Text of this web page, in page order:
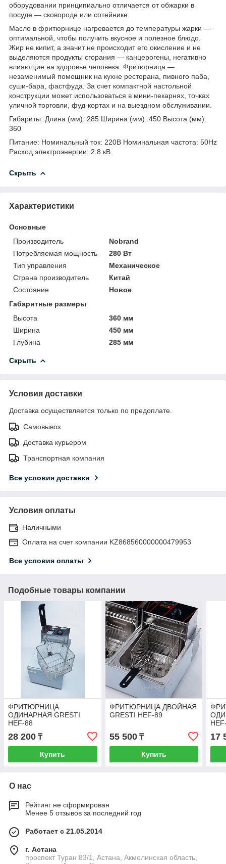
оборудовании принципиально отличается от обжарки в
посуде — сковороде или сотейнике.
Масло в фритюрнице нагревается до температуры жарки —
оптимальной, чтобы получить вкусное и полезное блюдо.
Жир не кипит, а значит не происходит его окисление и не
выделяются продукты сгорания — канцерогены, негативно
влияющие на здоровье человека. Фритюрница —
незаменимый помощник на кухне ресторана, пивного паба,
суши-бара, фастфуда. За счет компактной настольной
конструкции может использоваться в мини-пекарнях, точках
уличной торговли, фуд-кортах и на выездном обслуживании.
Габариты: Длина (мм): 285 Ширина (мм): 450 Высота (мм):
360
Питание: Номинальный ток: 220В Номинальная частота: 50Hz
Расход электроэнергии: 2.8 кВ
Скрыть
Характеристики
Основные
Производитель
Nobrand
Потребляемая мощность
280 Вт
Тип управления
Механическое
Страна производитель
Китай
Состояние
Новое
Габаритные размеры
Высота
360 мм
Ширина
450 мм
Глубина
285 мм
Скрыть
Условия доставки
Доставка осуществляется только по предоплате.
Самовывоз
Доставка курьером
Транспортная компания
Все условия доставки
Условия оплаты
Наличными
Оплата на счет компании KZ868560000000479953
Все условия оплаты
Подобные товары компании
ФРИТЮРНИЦА
ОДИНАРНАЯ GRESTI
HEF-88
28 200 ₸
Купить
ФРИТЮРНИЦА ДВОЙНАЯ
GRESTI HEF-89
55 500₸
Купить
17
О нас
Рейтинг не сформирован
Менее 5 отзывов за последний год
Работает с 21.05.2014
г. Астана
проспект Туран 83/1, Астана, Акмолинская область,